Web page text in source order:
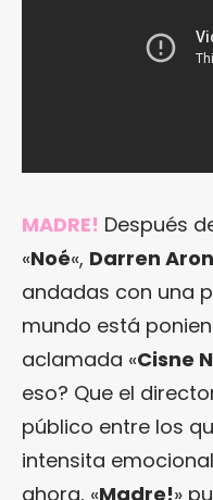
MADRE! Después
«Noé«, Darren
andadas con una
mundo está
aclamada «Cisne
eso? Que el
público entre los
intensita
ahora, «Madre!»